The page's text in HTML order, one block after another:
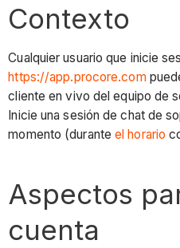
Contexto
Cualquier usuario que inicie
https://app.procore.com
cliente en vivo del equipo de
Inicie una sesión de chat de
momento (duranteel horario
Aspectos
cuenta